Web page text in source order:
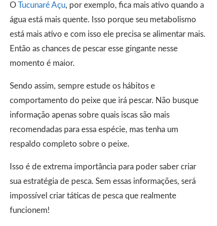
O Tucunaré Açu, por exemplo, fica mais ativo quando a
água está mais quente. Isso porque seu metabolismo
está mais ativo e com isso ele precisa se alimentar mais.
Então as chances de pescar esse gingante nesse
momento é maior.
Sendo assim, sempre estude os hábitos e
comportamento do peixe que irá pescar. Não busque
informação apenas sobre quais iscas são mais
recomendadas para essa espécie, mas tenha um
respaldo completo sobre o peixe.
Isso é de extrema importância para poder saber criar
sua estratégia de pesca. Sem essas informações, será
impossível criar táticas de pesca que realmente
funcionem!